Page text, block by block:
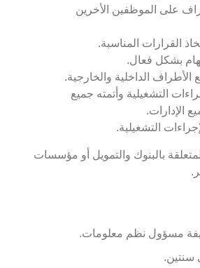
على الموظفين الأخرين
القرارات المناسبة.‏
بشكل فعال.‏
الأطراف الداخلية والخارجية.‏
التشغيلية وأتمته جميع
الإدارات.
التشغيلية.
بالبنوك والتمويل أو مؤسسات
مسؤول نظم معلومات.
سنتين.